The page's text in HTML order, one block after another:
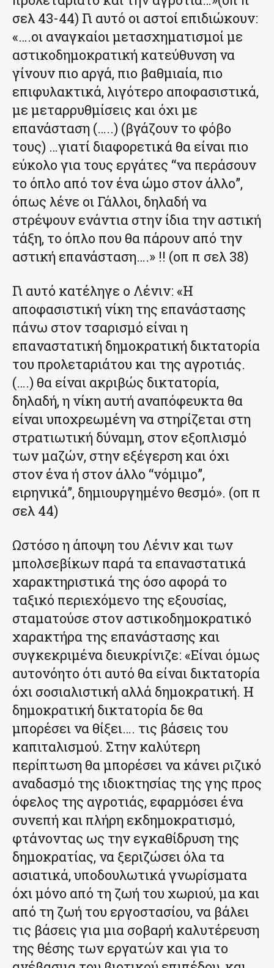
σελ 43-44) Γι αυτό οι αστοί επιδιώκουν:
«….οι αναγκαίοι μετασχηματισμοί με
αστικοδημοκρατική κατεύθυνση να
γίνουν πιο αργά, πιο βαθμιαία, πιο
επιφυλακτικά, λιγότερο αποφασιστικά,
με μεταρρυθμίσεις και όχι με
επανάσταση (…..) (βγάζουν το φόβο
τους) …γιατί διαφορετικά θα είναι πιο
εύκολο για τους εργάτες “να περάσουν
το όπλο από τον ένα ώμο στον άλλο”,
όπως λένε οι Γάλλοι, δηλαδή να
στρέψουν ενάντια στην ίδια την αστική
τάξη, το όπλο που θα πάρουν από την
αστική επανάσταση….» !! (οπ π σελ 38)
Γι αυτό κατέληγε ο Λένιν: «Η
αποφασιστική νίκη της επανάστασης
πάνω στον τσαρισμό είναι η
επαναστατική δημοκρατική δικτατορία
του προλεταριάτου και της αγροτιάς.
(….) θα είναι ακριβώς δικτατορία,
δηλαδή, η νίκη αυτή αναπόφευκτα θα
είναι υποχρεωμένη να στηρίζεται στη
στρατιωτική δύναμη, στον εξοπλισμό
των μαζών, στην εξέγερση και όχι
στον ένα ή στον άλλο “νόμιμο”,
ειρηνικά”, δημιουργημένο θεσμό». (οπ π
σελ 44)
Ωστόσο η άποψη του Λένιν και των
μπολσεβίκων παρά τα επαναστατικά
χαρακτηριστικά της όσο αφορά το
ταξικό περιεχόμενο της εξουσίας,
σταματούσε στον αστικοδημοκρατικό
χαρακτήρα της επανάστασης και
συγκεκριμένα διευκρίνιζε: «Είναι όμως
αυτονόητο ότι αυτό θα είναι δικτατορία
όχι σοσιαλιστική αλλά δημοκρατική. Η
δημοκρατική δικτατορία δε θα
μπορέσει να θίξει…. τις βάσεις του
καπιταλισμού. Στην καλύτερη
περίπτωση θα μπορέσει να κάνει ριζικό
αναδασμό της ιδιοκτησίας της γης προς
όφελος της αγροτιάς, εφαρμόσει ένα
συνεπή και πλήρη εκδημοκρατισμό,
φτάνοντας ως την εγκαθίδρυση της
δημοκρατίας, να ξεριζώσει όλα τα
ασιατικά, υποδουλωτικά γνωρίσματα
όχι μόνο από τη ζωή του χωριού, μα και
από τη ζωή του εργοστασίου, να βάλει
τις βάσεις για μια σοβαρή καλυτέρευση
της θέσης των εργατών και για το